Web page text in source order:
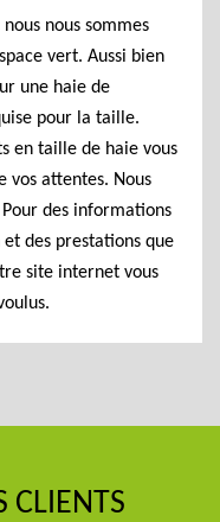
nous sommes
vert. Aussi bien
une haie de
pour la taille.
en taille de haie vous
vos attentes. Nous
des informations
des prestations que
site internet vous
CLIENTS